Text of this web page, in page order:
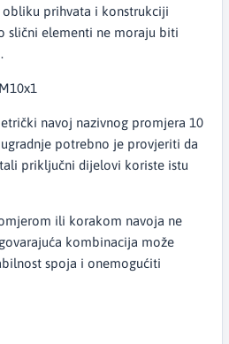
prihvata i konstrukciji
slični elementi ne moraju biti
navoj nazivnog promjera 10
potrebno je provjeriti da
priključni dijelovi koriste istu
ili korakom navoja ne
kombinacija može
spoja i onemogućiti